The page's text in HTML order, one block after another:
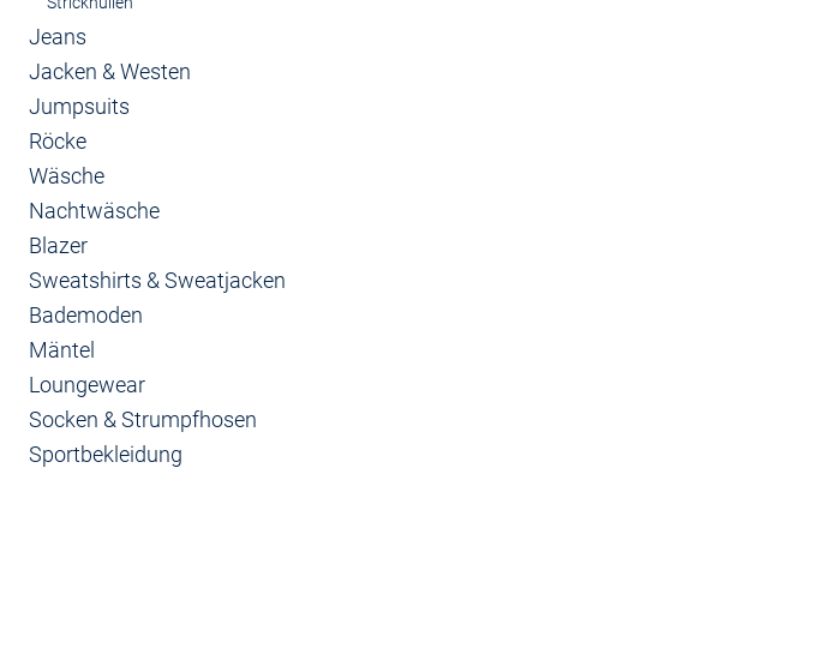
Jeans
Jacken & Westen
Jumpsuits
Röcke
Wäsche
Nachtwäsche
Blazer
Sweatshirts & Sweatjacken
Bademoden
Mäntel
Loungewear
Socken & Strumpfhosen
Sportbekleidung